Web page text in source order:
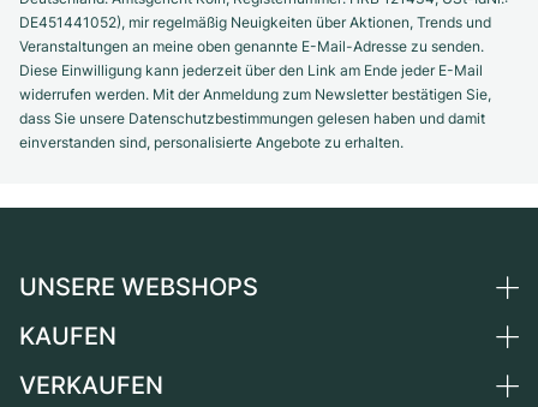
DE451441052), mir regelmäßig Neuigkeiten über Aktionen, Trends und
Veranstaltungen an meine oben genannte E-Mail-Adresse zu senden.
Diese Einwilligung kann jederzeit über den Link am Ende jeder E-Mail
widerrufen werden. Mit der Anmeldung zum Newsletter bestätigen Sie,
dass Sie unsere Datenschutzbestimmungen gelesen haben und damit
einverstanden sind, personalisierte Angebote zu erhalten.
UNSERE WEBSHOPS
Deutschland
KAUFEN
Alle Luxusuhren
VERKAUFEN